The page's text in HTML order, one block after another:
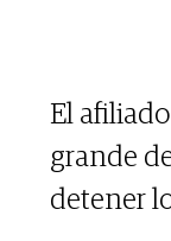
El
grande
detener